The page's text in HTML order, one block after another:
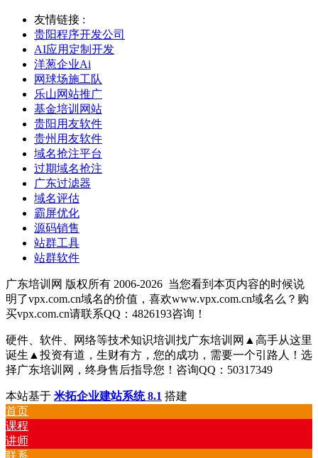
友情链接 :
贵阳程序开发公司
AI应用定制开发
洋葱企业Ai
网球场施工队
乐山网站推广
基金培训网站
贵阳用友软件
贵州用友软件
域名抢注平台
过期域名抢注
广东过滤器
域名评估
霸屏优化
源码销售
站群工具
站群软件
广东培训网 版权所有 2006-2026 当您看到本页内容的时候说
明了vpx.com.cn域名的价值，喜欢www.vpx.com.cn域名么？购
买vpx.com.cn请联系QQ：4826193咨询！
硬件、软件、网络等技术知识培训找广东培训网▲高手从这里
诞生▲投资有道，生财有方，您的成功，需要一个引路人！选
择广东培训网，终身售后指导您！咨询QQ：50317349
本站基于 米拓企业建站系统 8.1 搭建
首页
课程
讲师
联系